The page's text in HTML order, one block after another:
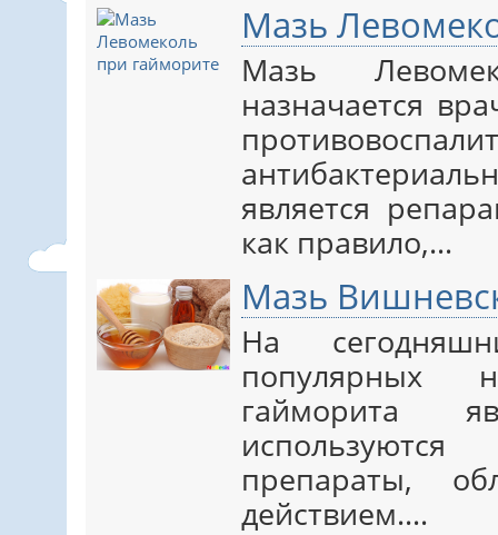
Мазь
Мазь
назначается
является
как правило,…
Мазь
На
популярных
гайморита
препараты,
действием.…